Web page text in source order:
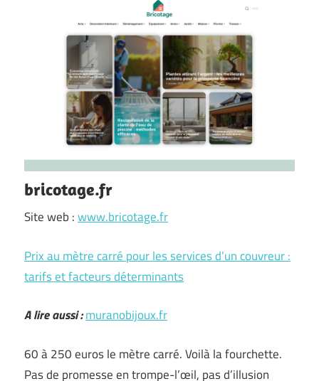
bricotage.fr
Site web :www.bricotage.fr
Prix au mètre carré pour les services d’un couvreur :
tarifs et facteurs déterminants
A lire aussi :muranobijoux.fr
60 à 250 euros le mètre carré. Voilà la fourchette.
Pas de promesse en trompe-l’œil, pas d’illusion